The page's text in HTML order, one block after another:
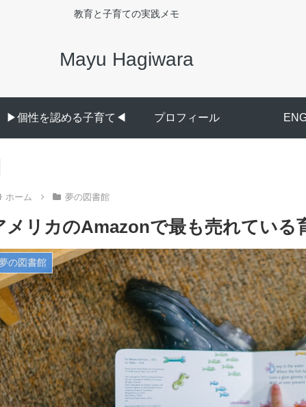
教育と子育ての実践メモ
Mayu Hagiwara
▶︎個性を認める子育て◀︎ プロフィール
ホーム 夢の図書館
メリカのAmazonで最も売れている
の図書館